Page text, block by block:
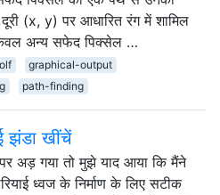
(x, y) पर आधारित रंग में शामिल
अन्य सफेद पिक्सेल …
graphical-output
path-finding
झंडा खींचें
अड़ गया तो मुझे याद आया कि मैंने
ध्वज के निर्माण के लिए सटीक